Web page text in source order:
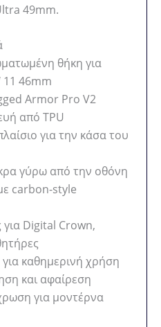
49mm.
θήκη για
46mm
Armor Pro V2
από TPU
για την κάσα του
γύρω από την οθόνη
carbon-style
για Digital Crown,
καθημερινή χρήση
και αφαίρεση
για μοντέρνα